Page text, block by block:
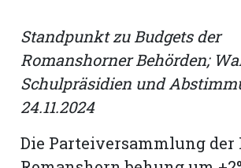
App
Romanshorn:
Standpunkt zu Budgets der
Romanshorner Behörden;
Schulpräsidien und
24.11.2024
Die Parteiversammlung der